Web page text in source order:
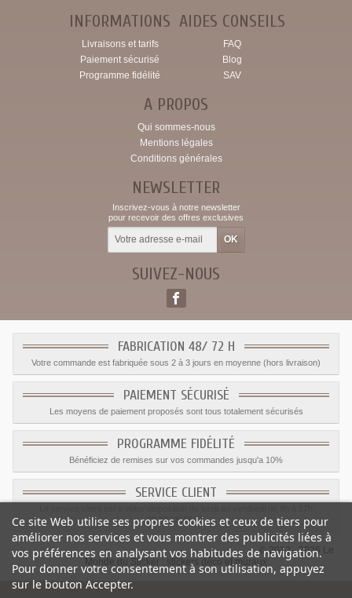
INFORMATIONS
Livraisons et tarifs
Paiement sécurisé
Programme fidélité
AIDES CONSEILS
FAQ
Blog
SAV
A PROPOS
Qui sommes-nous
Mentions légales
Conditions générales
NEWSLETTER
Inscrivez-vous à notre newsletter
pour recevoir des offres exclusives
SUIVEZ-NOUS
FABRICATION 48/ 72 H
Votre commande est fabriquée sous 2 à 3 jours en moyenne (hors livraison)
PAIEMENT SÉCURISÉ
Les moyens de paiement proposés sont tous totalement sécurisés
PROGRAMME FIDÉLITÉ
Bénéficiez de remises sur vos commandes jusqu'a 10%
SERVICE CLIENT
09.82.28.47.69.
© 2012 - 2026 Le
Monde du Sticker :
stickers déco et muraux
Ce site Web utilise ses propres cookies et ceux de tiers pour
améliorer nos services et vous montrer des publicités liées à
vos préférences en analysant vos habitudes de navigation.
Pour donner votre consentement à son utilisation, appuyez
sur le bouton Accepter.